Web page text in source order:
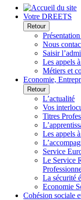
Votre DREETS
Retour
Nous
Saisir
Les appels
Métiers et
Economie,
Retour
L’actualité
Vos
Titres
Les appels
Service
Le Service
La sécurité
Economie
Cohésion sociale